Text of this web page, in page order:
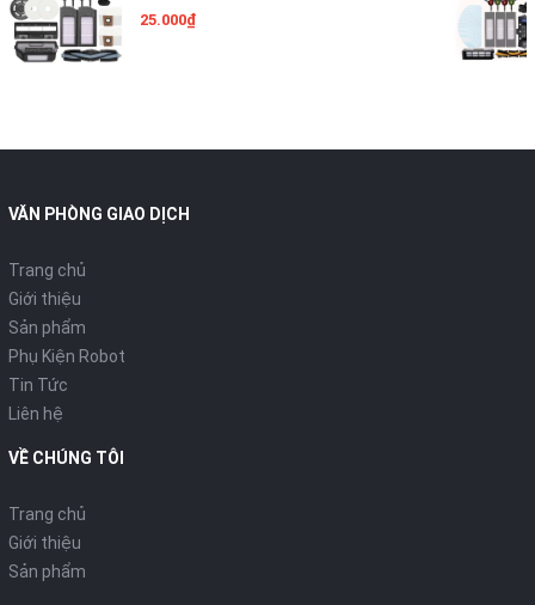
Omni, Phụ Kiện Robot Hút Bụi Lau Nhà
Ecovacs Deebot X1
25.000₫
VĂN PHÒNG GIAO DỊCH
Trang chủ
Giới thiệu
Sản phẩm
Phụ Kiện Robot
Tin Tức
Liên hệ
VỀ CHÚNG TÔI
Trang chủ
Giới thiệu
Sản phẩm